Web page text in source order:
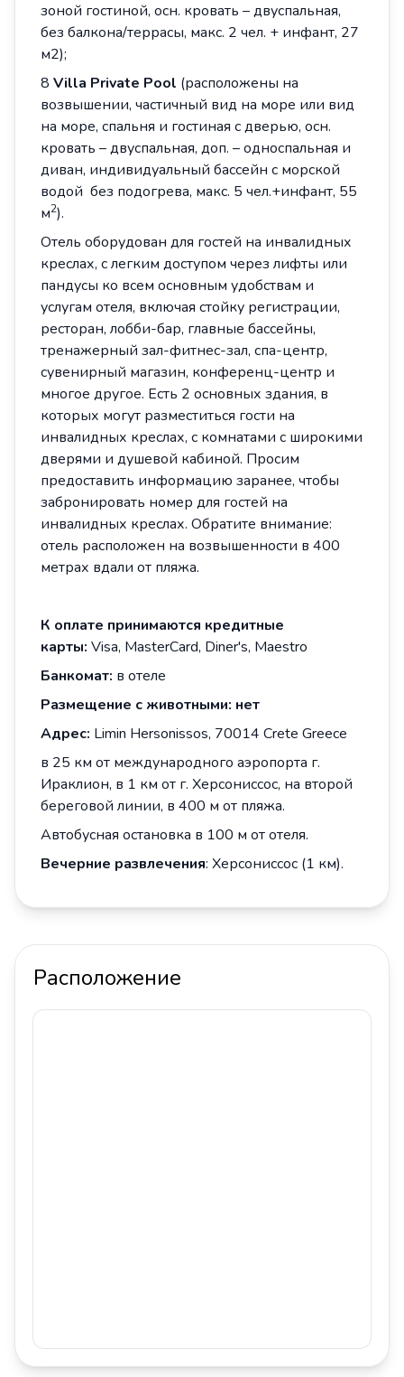
зоной гостиной, осн. кровать – двуспальная,
без балкона/террасы, макс. 2 чел. + инфант, 27
м2);
8 Villa Private Pool (расположены на
возвышении, частичный вид на море или вид
на море, спальня и гостиная с дверью, осн.
кровать – двуспальная, доп. – односпальная и
диван, индивидуальный бассейн с морской
водой без подогрева, макс. 5 чел.+инфант, 55
м2).
Отель оборудован для гостей на инвалидных
креслах, с легким доступом через лифты или
пандусы ко всем основным удобствам и
услугам отеля, включая стойку регистрации,
ресторан, лобби-бар, главные бассейны,
тренажерный зал-фитнес-зал, спа-центр,
сувенирный магазин, конференц-центр и
многое другое. Есть 2 основных здания, в
которых могут разместиться гости на
инвалидных креслах, с комнатами с широкими
дверями и душевой кабиной. Просим
предоставить информацию заранее, чтобы
забронировать номер для гостей на
инвалидных креслах. Обратите внимание:
отель расположен на возвышенности в 400
метрах вдали от пляжа.
К оплате принимаются кредитные
карты: Visa, MasterCard, Diner's, Maestro
Банкомат: в отеле
Размещение с животными: нет
Адрес: Limin Hersonissos, 70014 Crete Greece
в 25 км от международного аэропорта г.
Ираклион, в 1 км от г. Херсониссос, на второй
береговой линии, в 400 м от пляжа.
Автобусная остановка в 100 м от отеля.
Вечерние развлечения: Херсониссос (1 км).
Расположение